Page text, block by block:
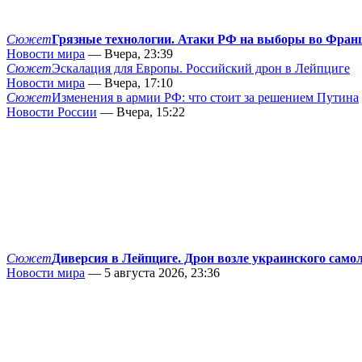
СюжетГрязные технологии. Атаки РФ на выборы во
Новости мира — Вчера, 23:39
СюжетЭскалация для Европы. Российский дрон в Лейпциге
Новости мира — Вчера, 17:10
СюжетИзменения в армии РФ: что стоит за решением Путина
Новости России — Вчера, 15:22
СюжетДиверсия в Лейпциге. Дрон возле украинского
Новости мира — 5 августа 2026, 23:36